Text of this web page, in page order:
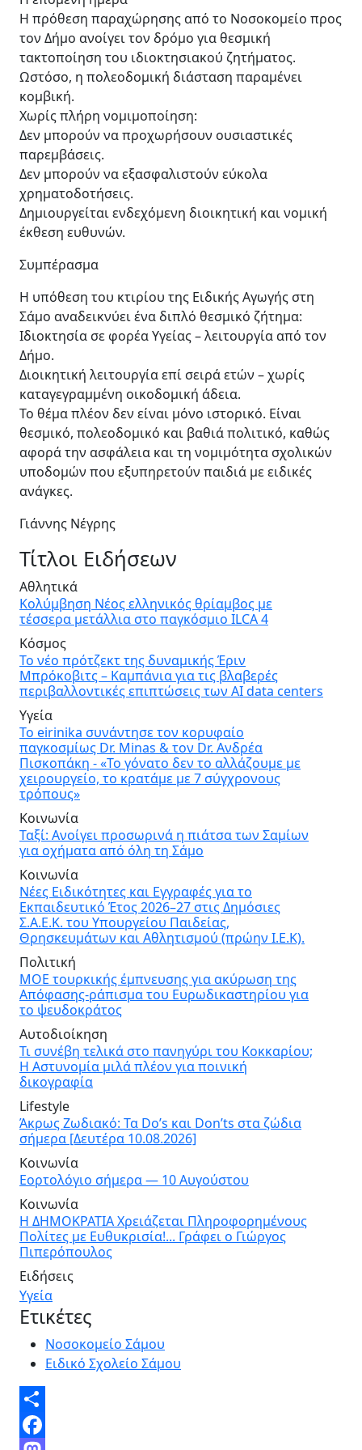
Η πρόθεση παραχώρησης από το Νοσοκομείο προς
τον Δήμο ανοίγει τον δρόμο για θεσμική
τακτοποίηση του ιδιοκτησιακού ζητήματος.
Ωστόσο, η πολεοδομική διάσταση παραμένει
κομβική.
Χωρίς πλήρη νομιμοποίηση:
Δεν μπορούν να προχωρήσουν ουσιαστικές
παρεμβάσεις.
Δεν μπορούν να εξασφαλιστούν εύκολα
χρηματοδοτήσεις.
Δημιουργείται ενδεχόμενη διοικητική και νομική
έκθεση ευθυνών.
Συμπέρασμα
Η υπόθεση του κτιρίου της Ειδικής Αγωγής στη
Σάμο αναδεικνύει ένα διπλό θεσμικό ζήτημα:
Ιδιοκτησία σε φορέα Υγείας – λειτουργία από τον
Δήμο.
Διοικητική λειτουργία επί σειρά ετών – χωρίς
καταγεγραμμένη οικοδομική άδεια.
Το θέμα πλέον δεν είναι μόνο ιστορικό. Είναι
θεσμικό, πολεοδομικό και βαθιά πολιτικό, καθώς
αφορά την ασφάλεια και τη νομιμότητα σχολικών
υποδομών που εξυπηρετούν παιδιά με ειδικές
ανάγκες.
Γιάννης Νέγρης
Τίτλοι Ειδήσεων
Αθλητικά
Κολύμβηση Νέος ελληνικός θρίαμβος με
τέσσερα μετάλλια στο παγκόσμιο ILCA 4
Κόσμος
Το νέο πρότζεκτ της δυναμικής Έριν
Μπρόκοβιτς – Καμπάνια για τις βλαβερές
περιβαλλοντικές επιπτώσεις των AI data centers
Υγεία
Το eirinika συνάντησε τον κορυφαίο
παγκοσμίως Dr. Minas & τον Dr. Ανδρέα
Πισκοπάκη - «Το γόνατο δεν το αλλάζουμε με
χειρουργείο, το κρατάμε με 7 σύγχρονους
τρόπους»
Κοινωνία
Ταξί: Ανοίγει προσωρινά η πιάτσα των Σαμίων
για οχήματα από όλη τη Σάμο
Κοινωνία
Νέες Ειδικότητες και Εγγραφές για το
Εκπαιδευτικό Έτος 2026–27 στις Δημόσιες
Σ.Α.Ε.Κ. του Υπουργείου Παιδείας,
Θρησκευμάτων και Αθλητισμού (πρώην Ι.Ε.Κ).
Πολιτική
ΜΟΕ τουρκικής έμπνευσης για ακύρωση της
Απόφασης-ράπισμα του Ευρωδικαστηρίου για
το ψευδοκράτος
Αυτοδιοίκηση
Τι συνέβη τελικά στο πανηγύρι του Κοκκαρίου;
Η Αστυνομία μιλά πλέον για ποινική
δικογραφία
Lifestyle
Άκρως Ζωδιακό: Τα Do’s και Don’ts στα ζώδια
σήμερα [Δευτέρα 10.08.2026]
Κοινωνία
Εορτολόγιο σήμερα — 10 Αυγούστου
Κοινωνία
Η ΔΗΜΟΚΡΑΤΙΑ Χρειάζεται Πληροφορημένους
Πολίτες με Ευθυκρισία!... Γράφει ο Γιώργος
Πιπερόπουλος
Ειδήσεις
Υγεία
Ετικέτες
Νοσοκομείο Σάμου
Ειδικό Σχολείο Σάμου
Share